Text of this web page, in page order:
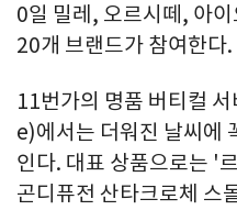
0일 밀레, 오르시떼, 아
20개 브랜드가 참여한다.
11번가의 명품 버티컬
e)에서는 더워진 날씨에
인다. 대표 상품으로는 '
곤디퓨전 산타크로체 스